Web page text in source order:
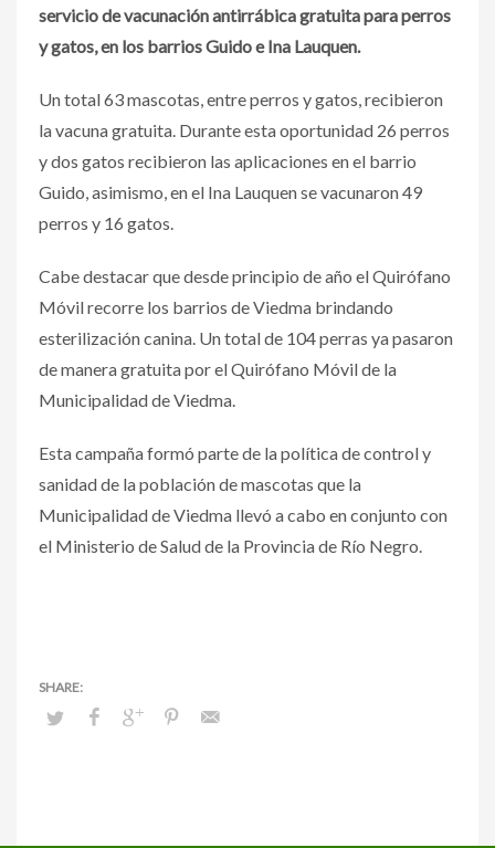
servicio de vacunación antirrábica gratuita para perros
y gatos, en los barrios Guido e Ina Lauquen.
Un total 63 mascotas, entre perros y gatos, recibieron
la vacuna gratuita. Durante esta oportunidad 26 perros
y dos gatos recibieron las aplicaciones en el barrio
Guido, asimismo, en el Ina Lauquen se vacunaron 49
perros y 16 gatos.
Cabe destacar que desde principio de año el Quirófano
Móvil recorre los barrios de Viedma brindando
esterilización canina. Un total de 104 perras ya pasaron
de manera gratuita por el Quirófano Móvil de la
Municipalidad de Viedma.
Esta campaña formó parte de la política de control y
sanidad de la población de mascotas que la
Municipalidad de Viedma llevó a cabo en conjunto con
el Ministerio de Salud de la Provincia de Río Negro.